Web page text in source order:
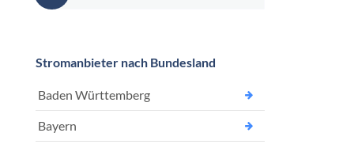
Stromanbieter nach Bundesland
Baden Württemberg
Bayern